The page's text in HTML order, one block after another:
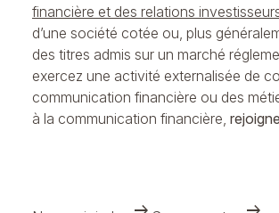
financière et des relations
d’une société cotée ou, plus
des titres admis sur un marché
exercez une activité externalisée de
communication financière ou des
à la communication financière,